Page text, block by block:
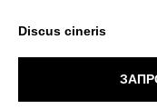
Discus cineris